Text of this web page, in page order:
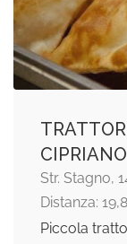
CIPRIANO
Str. Stagno,
Distanza:
Piccola